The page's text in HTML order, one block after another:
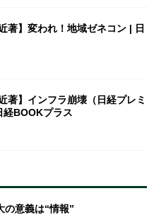
著】変われ！地域ゼネコン | 日
著】インフラ崩壊（日経プレミ
経BOOKプラス
の意義は“情報”